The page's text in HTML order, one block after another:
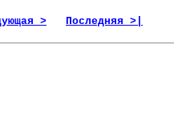
> Последняя >|